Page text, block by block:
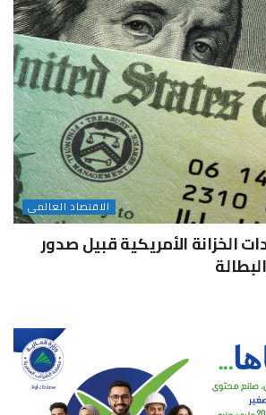
الاقتصاد العالمى
الخزانة الأمريكية قبيل صدور